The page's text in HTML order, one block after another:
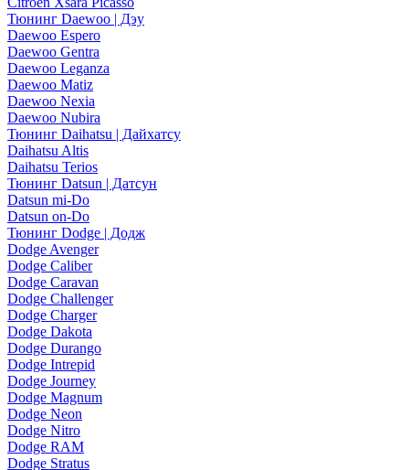
Тюнинг Daewoo | Дэу
Daewoo Espero
Daewoo Gentra
Daewoo Leganza
Daewoo Matiz
Daewoo Nexia
Daewoo Nubira
Тюнинг Daihatsu | Дайхатсу
Daihatsu Altis
Daihatsu Terios
Тюнинг Datsun | Датсун
Datsun mi-Do
Datsun on-Do
Тюнинг Dodge | Додж
Dodge Avenger
Dodge Caliber
Dodge Caravan
Dodge Challenger
Dodge Charger
Dodge Dakota
Dodge Durango
Dodge Intrepid
Dodge Journey
Dodge Magnum
Dodge Neon
Dodge Nitro
Dodge RAM
Dodge Stratus